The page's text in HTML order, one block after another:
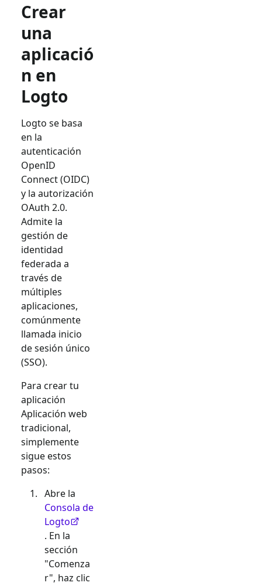
Crear
una
aplicació
n en
Logto
Logto se basa
en la
autenticación
OpenID
Connect (OIDC)
y la autorización
OAuth 2.0.
Admite la
gestión de
identidad
federada a
través de
múltiples
aplicaciones,
comúnmente
llamada inicio
de sesión único
(SSO).
Para crear tu
aplicación
Aplicación web
tradicional,
simplemente
sigue estos
pasos:
Abre la
Consola de
Logto
. En la
sección
"Comenza
r", haz clic